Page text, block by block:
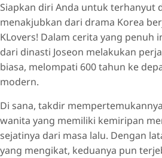
Siapkan diri Anda untuk terhanyut
menakjubkan dari drama Korea
KLovers! Dalam cerita yang penuh
dari dinasti Joseon melakukan
biasa, melompati 600 tahun ke
modern.
Di sana, takdir
wanita yang memiliki kemiripan
sejatinya dari masa lalu. Dengan
yang mengikat, keduanya pun